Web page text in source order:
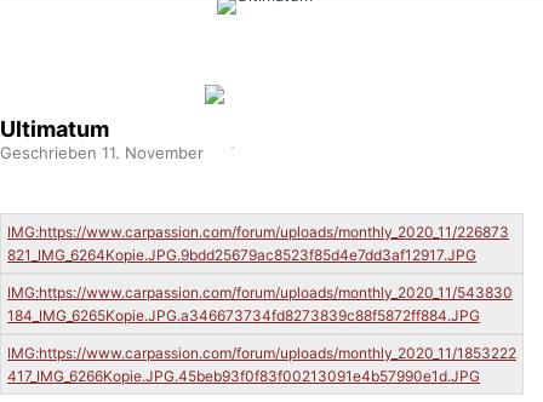
Ultimatum
Geschrieben 11. November 2020